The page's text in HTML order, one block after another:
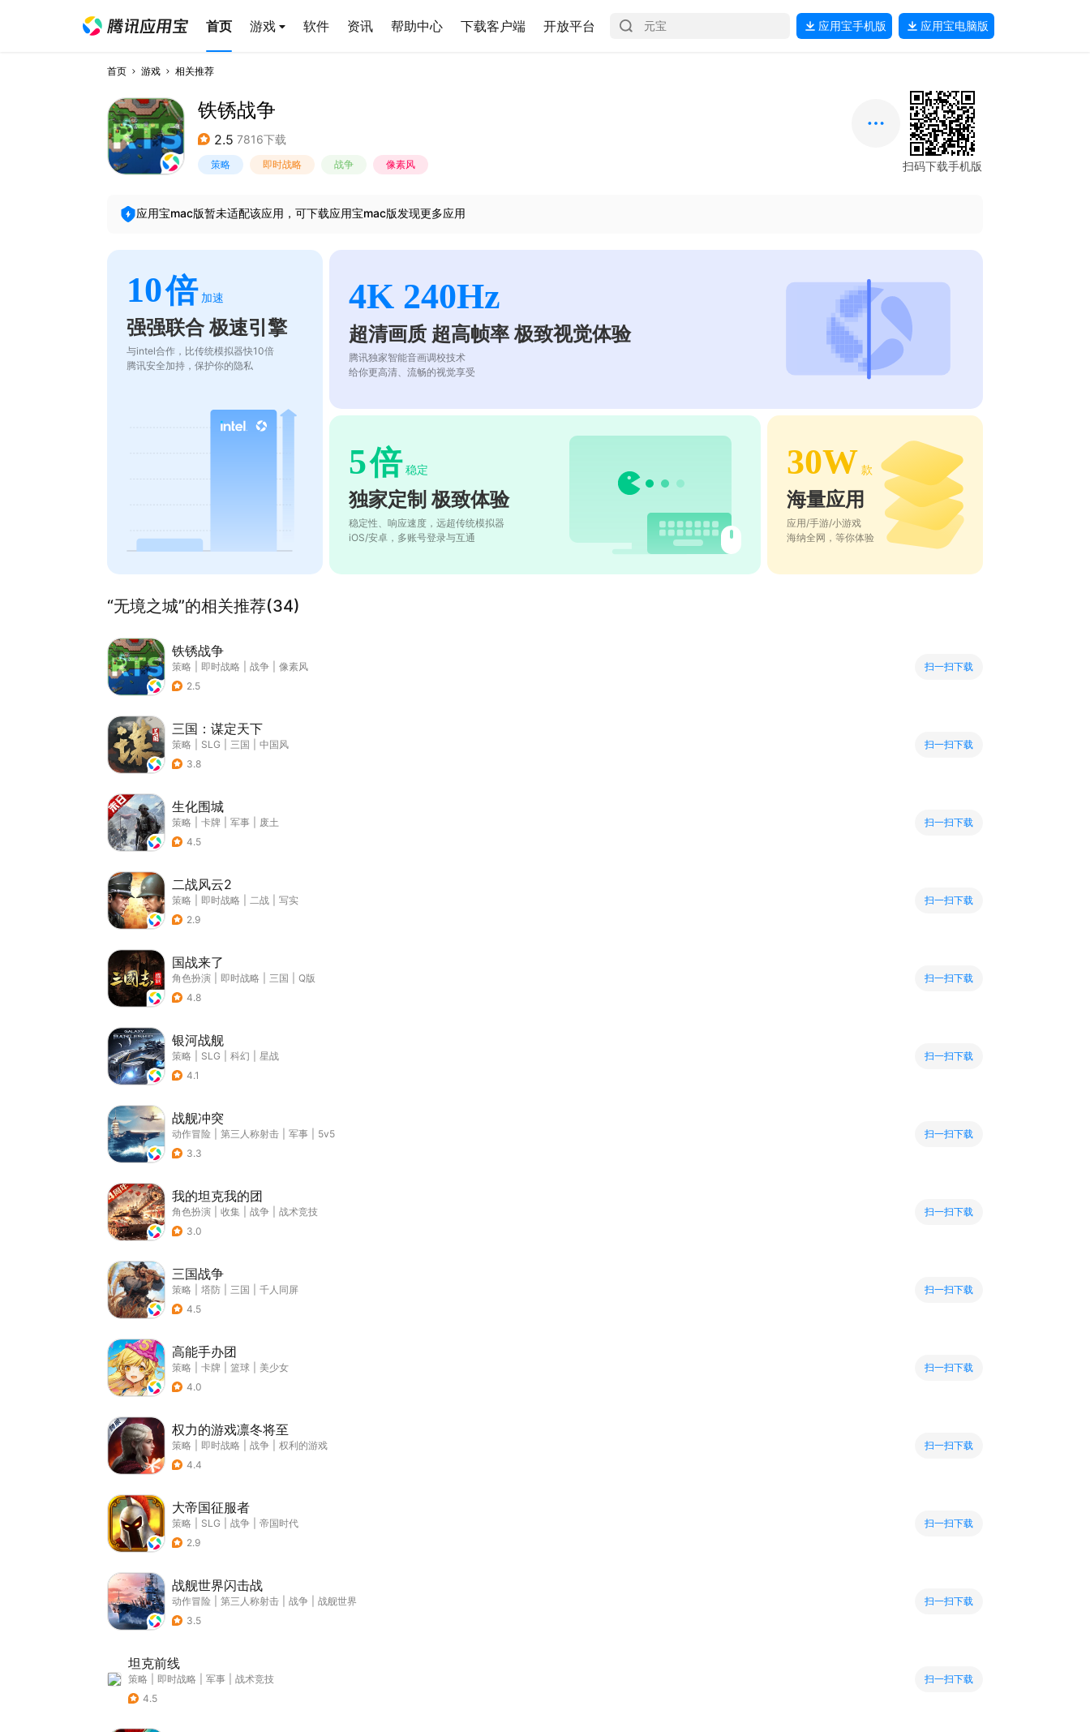
首页 游戏 软件 资讯 帮助中心 下载客户端 开放平台 应用宝手机版 应用宝电脑版
首页 游戏 相关推荐
铁锈战争
2.5 7816下载
策略 即时战略 战争 像素风 扫码下载手机版
应用宝mac版暂未适配该应用，可下载应用宝mac版发现更多应用
10倍 加速
强强联合 极速引擎
与intel合作，比传统模拟器快10倍
腾讯安全加持，保护你的隐私
4K 240Hz
超清画质 超高帧率 极致视觉体验
腾讯独家智能音画调校技术
给你更高清、流畅的视觉享受
5倍 稳定
独家定制 极致体验
稳定性、响应速度，远超传统模拟器
iOS/安卓，多账号登录与互通
30W 款
海量应用
应用/手游/小游戏
海纳全网，等你体验
“无境之城”的相关推荐(34)
铁锈战争
策略 即时战略 战争
像素风
2.5
扫一扫下载
三国：谋定天下
策略 SLG 三国
中国风
3.8
扫一扫下载
生化围城
策略 卡牌 军事
废土
4.5
扫一扫下载
二战风云2
策略 即时战略 二战
写实
2.9
扫一扫下载
国战来了
角色扮演 即时战略 三国
Q版
4.8
扫一扫下载
银河战舰
策略 SLG 科幻
星战
4.1
扫一扫下载
战舰冲突
动作冒险 第三人称射击 军事
5v5
3.3
扫一扫下载
我的坦克我的团
角色扮演 收集 战争
战术竞技
3.0
扫一扫下载
三国战争
策略 塔防 三国
千人同屏
4.5
扫一扫下载
高能手办团
策略 卡牌 篮球
美少女
4.0
扫一扫下载
权力的游戏凛冬将至
策略 即时战略 战争
权利的游戏
4.4
扫一扫下载
大帝国征服者
策略 SLG 战争
帝国时代
2.9
扫一扫下载
战舰世界闪击战
动作冒险 第三人称射击 战争
战舰世界
3.5
扫一扫下载
坦克前线
策略 即时战略 军事
战术竞技
4.5
扫一扫下载